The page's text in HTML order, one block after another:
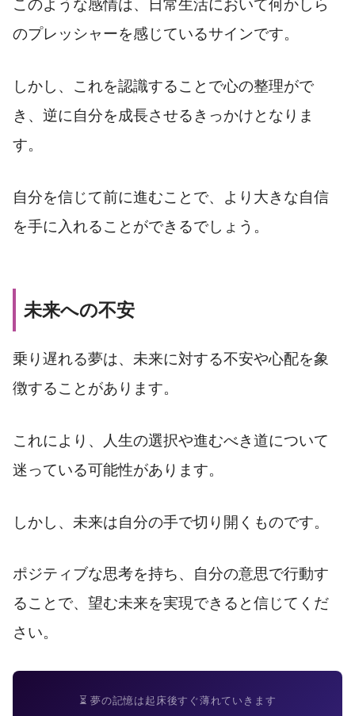
このような感情は、日常生活において何かしら
のプレッシャーを感じているサインです。
しかし、これを認識することで心の整理がで
き、逆に自分を成長させるきっかけとなりま
す。
自分を信じて前に進むことで、より大きな自信
を手に入れることができるでしょう。
未来への不安
乗り遅れる夢は、未来に対する不安や心配を象
徴することがあります。
これにより、人生の選択や進むべき道について
迷っている可能性があります。
しかし、未来は自分の手で切り開くものです。
ポジティブな思考を持ち、自分の意思で行動す
ることで、望む未来を実現できると信じてくだ
さい。
⏳ 夢の記憶は起床後すぐ薄れていきます